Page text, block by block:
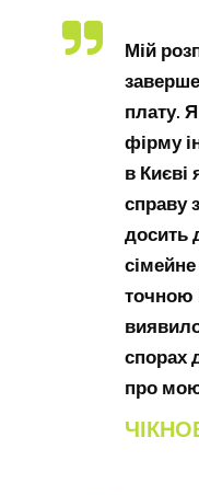
Мій
плату.
фірму
в
справу
досить
точною
спорах
про